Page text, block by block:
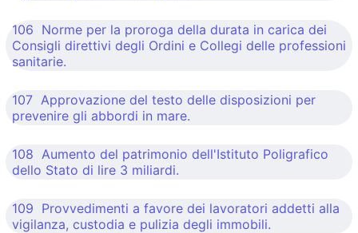
106 Norme per la proroga della durata in carica dei
Consigli direttivi degli Ordini e Collegi delle professioni
sanitarie.
107 Approvazione del testo delle disposizioni per
prevenire gli abbordi in mare.
108 Aumento del patrimonio dell'Istituto Poligrafico
dello Stato di lire 3 miliardi.
109 Provvedimenti a favore dei lavoratori addetti alla
vigilanza, custodia e pulizia degli immobili.